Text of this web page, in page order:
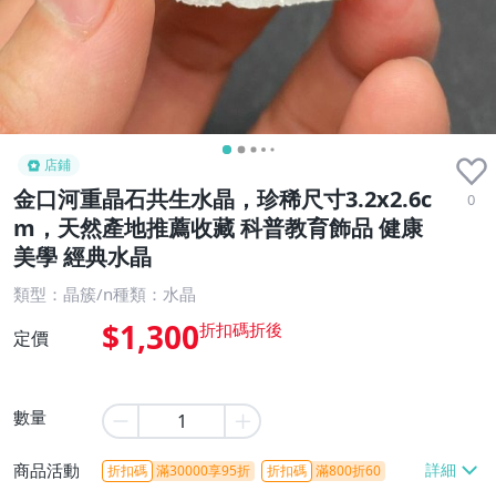
店鋪
金口河重晶石共生水晶，珍稀尺寸3.2x2.6c
m，天然產地推薦收藏 科普教育飾品 健康
美學 經典水晶
0
類型：晶簇/n種類：水晶
定價 $1,300
數量
商品活動 折扣碼 滿30000享95折 折扣碼 滿800折60